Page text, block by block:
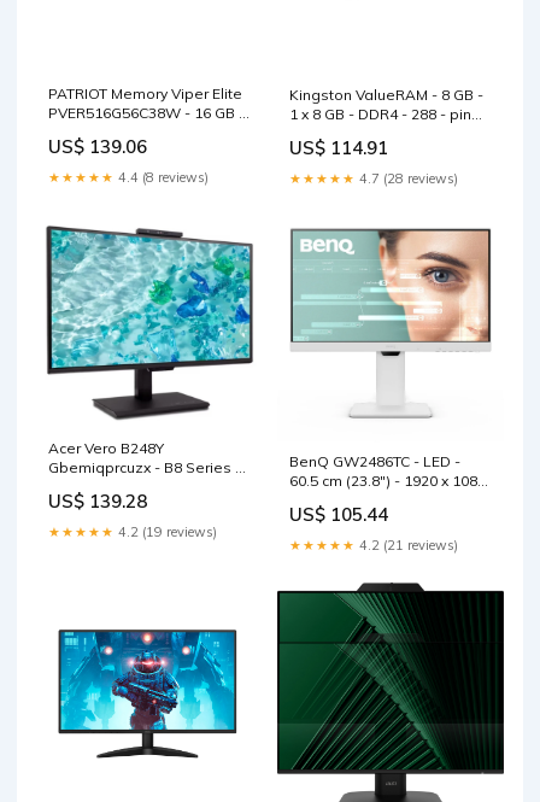
PATRIOT Memory Viper Elite
PVER516G56C38W - 16 GB -
- Arbeitsspeicher Lanberg
US$ 139.06
★★★★★ 4.4 (8 reviews)
Kingston ValueRAM - 8 GB -
1 x 8 GB - DDR4 - 288 - pin
Inspirion Series
US$ 114.91
★★★★★ 4.7 (28 reviews)
Acer Vero B248Y
Gbemiqprcuzx - B8 Series -
Samsung Galaxy S
US$ 139.28
★★★★★ 4.2 (19 reviews)
BenQ GW2486TC - LED -
60.5 cm (23.8") - 1920 x 1080
5600
US$ 105.44
★★★★★ 4.2 (21 reviews)